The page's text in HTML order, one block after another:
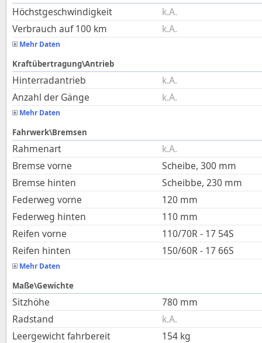
Höchstgeschwindigkeit
k.A.
Verbrauch auf 100 km
k.A.
Mehr Daten
Kraftübertragung\Antrieb
Hinterradantrieb
k.A.
Anzahl der Gänge
k.A.
Mehr Daten
Fahrwerk\Bremsen
Rahmenart
k.A.
Bremse vorne
Scheibe, 300 mm
Bremse hinten
Scheibbe, 230 mm
Federweg vorne
120 mm
Federweg hinten
110 mm
Reifen vorne
110/70R - 17 54S
Reifen hinten
150/60R - 17 66S
Mehr Daten
Maße\Gewichte
Sitzhöhe 780 mm
Radstand
k.A.
Leergewicht fahrbereit
154 kg